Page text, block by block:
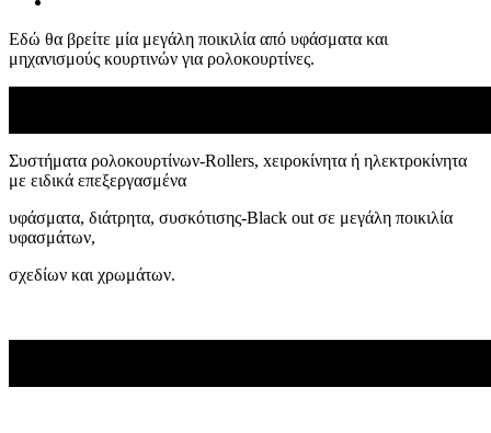
Εδώ θα βρείτε μία μεγάλη ποικιλία από υφάσματα και
μηχανισμούς κουρτινών για ρολοκουρτίνες.
Συστήματα ρολοκουρτίνων-Rollers, xειροκίνητα ή ηλεκτροκίνητα
με ειδικά επεξεργασμένα
υφάσματα, διάτρητα, συσκότισης-Black out σε μεγάλη ποικιλία
υφασμάτων,
σχεδίων και χρωμάτων.